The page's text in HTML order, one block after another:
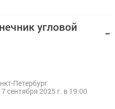
угловой
Петербург
сентября 2025 г. в 19:00